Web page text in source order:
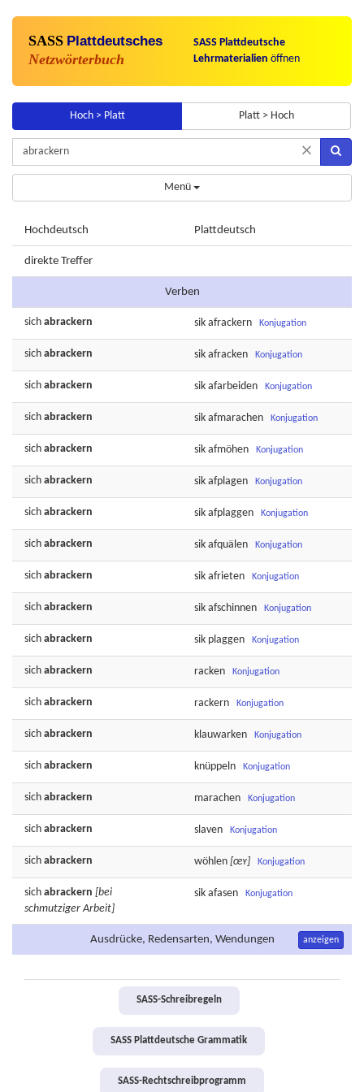
SASS Plattdeutsches
Netzwörterbuch
SASS Plattdeutsche
Lehrmaterialien öffnen
Hoch > Platt Platt > Hoch
×
Menü
Hochdeutsch Plattdeutsch
direkte Treffer
Verben
sich abrackern sik afrackern Konjugation
sich abrackern sik afracken Konjugation
sich abrackern sik afarbeiden Konjugation
sich abrackern sik afmarachen Konjugation
sich abrackern sik afmöhen Konjugation
sich abrackern sik afplagen Konjugation
sich abrackern sik afplaggen Konjugation
sich abrackern sik afquälen Konjugation
sich abrackern sik afrieten Konjugation
sich abrackern sik afschinnen Konjugation
sich abrackern sik plaggen Konjugation
sich abrackern racken Konjugation
sich abrackern rackern Konjugation
sich abrackern klauwarken Konjugation
sich abrackern knüppeln Konjugation
sich abrackern marachen Konjugation
sich abrackern slaven Konjugation
sich abrackern wöhlen [œʏ] Konjugation
sich abrackern [bei
schmutziger Arbeit]
sik afasen Konjugation
Ausdrücke, Redensarten, Wendungen anzeigen
SASS-Schreibregeln
SASS Plattdeutsche Grammatik
SASS-Rechtschreibprogramm